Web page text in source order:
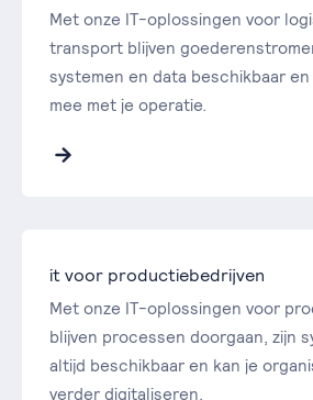
Met onze IT-oplossingen voor
transport blijven
systemen en data beschikbaar
mee met je operatie.
it voor productiebedrijven
Met onze IT-oplossingen voor
blijven processen doorgaan, zijn
altijd beschikbaar en kan je
verder digitaliseren.